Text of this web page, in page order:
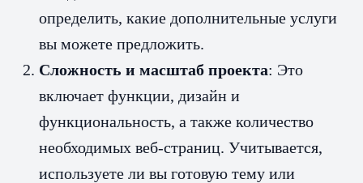
определить, какие дополнительные услуги
вы можете предложить.
Сложность и масштаб проекта: Это
включает функции, дизайн и
функциональность, а также количество
необходимых веб-страниц. Учитывается,
используете ли вы готовую тему или